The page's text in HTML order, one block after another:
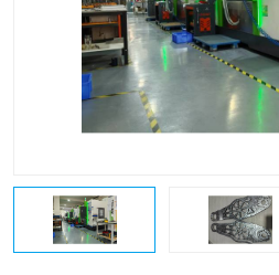
CNC加工
不锈钢加工